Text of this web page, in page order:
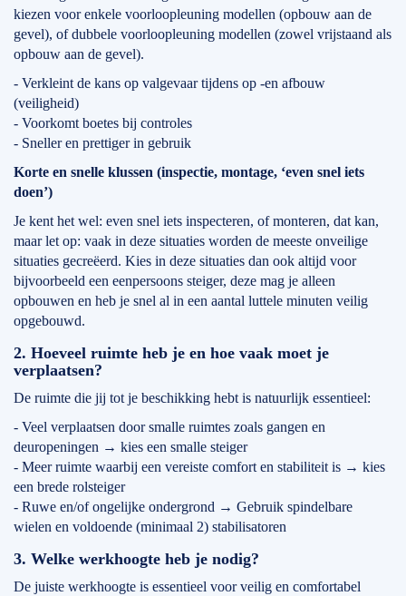
kiezen voor enkele voorloopleuning modellen (opbouw aan de
gevel), of dubbele voorloopleuning modellen (zowel vrijstaand als
opbouw aan de gevel).
- Verkleint de kans op valgevaar tijdens op -en afbouw
(veiligheid)
- Voorkomt boetes bij controles
- Sneller en prettiger in gebruik
Korte en snelle klussen (inspectie, montage, ‘even snel iets
doen’)
Je kent het wel: even snel iets inspecteren, of monteren, dat kan,
maar let op: vaak in deze situaties worden de meeste onveilige
situaties gecreëerd. Kies in deze situaties dan ook altijd voor
bijvoorbeeld een eenpersoons steiger, deze mag je alleen
opbouwen en heb je snel al in een aantal luttele minuten veilig
opgebouwd.
2. Hoeveel ruimte heb je en hoe vaak moet je
verplaatsen?
De ruimte die jij tot je beschikking hebt is natuurlijk essentieel:
- Veel verplaatsen door smalle ruimtes zoals gangen en
deuropeningen → kies een smalle steiger
- Meer ruimte waarbij een vereiste comfort en stabiliteit is → kies
een brede rolsteiger
- Ruwe en/of ongelijke ondergrond → Gebruik spindelbare
wielen en voldoende (minimaal 2) stabilisatoren
3. Welke werkhoogte heb je nodig?
De juiste werkhoogte is essentieel voor veilig en comfortabel